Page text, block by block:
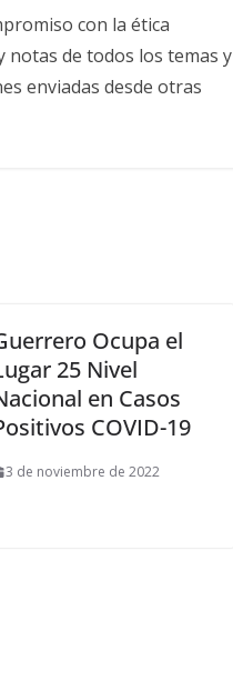
con la ética
de todos los temas y
enviadas desde otras
Ocupa el
25 Nivel
en Casos
COVID-19
3 de noviembre de 2022